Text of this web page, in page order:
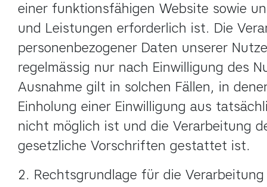
einer funktionsfähigen Website sowie
und Leistungen erforderlich ist. Die
personenbezogener Daten unserer
regelmässig nur nach Einwilligung des
Ausnahme gilt in solchen Fällen, in
Einholung einer Einwilligung aus
nicht möglich ist und die Verarbeitung
gesetzliche Vorschriften gestattet ist.
2. Rechtsgrundlage für die Verarbeitung